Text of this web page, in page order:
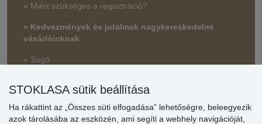
» Miért szükséges a regisztráció?
» Kedvezmények és jutalmak nagykereskedelmi
vásárlóinknak
» Súgó
Vásárlók
értékelése
STOKLASA sütik beállítása
Ha rákattint az „Összes süti elfogadása” lehetőségre, beleegyezik
azok tárolásába az eszközén, ami segíti a webhely navigációját,